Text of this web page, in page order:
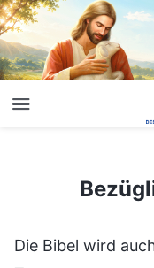
Die Bibel wird